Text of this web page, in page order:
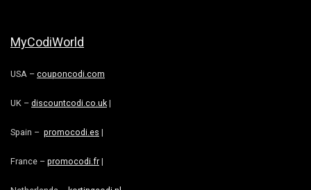
MyCodiWorld
USA – couponcodi.com
UK – discountcodi.co.uk |
Spain – promocodi.es |
France – promocodi.fr |